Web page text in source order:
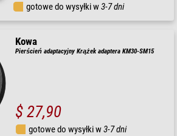
gotowe do wysyłki w3-7 dni
Kowa
Pierścień adaptacyjny Krążek adaptera KM30-SM15
$ 27,90
gotowe do wysyłki w3-7 dni